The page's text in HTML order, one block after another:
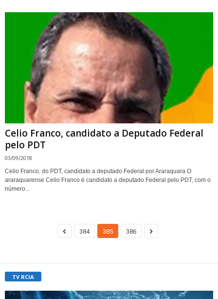
Celio Franco, candidato a Deputado Federal
pelo PDT
03/09/2018
Celio Franco, do PDT, candidato a deputado Federal por Araraquara O
araraquarense Celio Franco é candidato a deputado Federal pelo PDT, com o
número...
384 385 386
TV RCIA